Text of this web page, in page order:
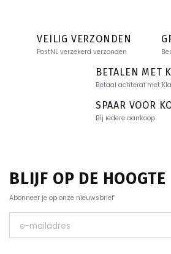
VEILIG VERZONDEN
PostNL verzekerd verzonden
BETALEN MET
Betaal achteraf met
SPAAR VOOR
Bij iedere aankoop
BLIJF OP DE HOOGTE
Abonneer je op onze nieuwsbrief